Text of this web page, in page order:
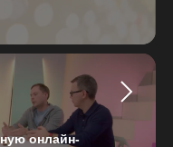
онлайн-